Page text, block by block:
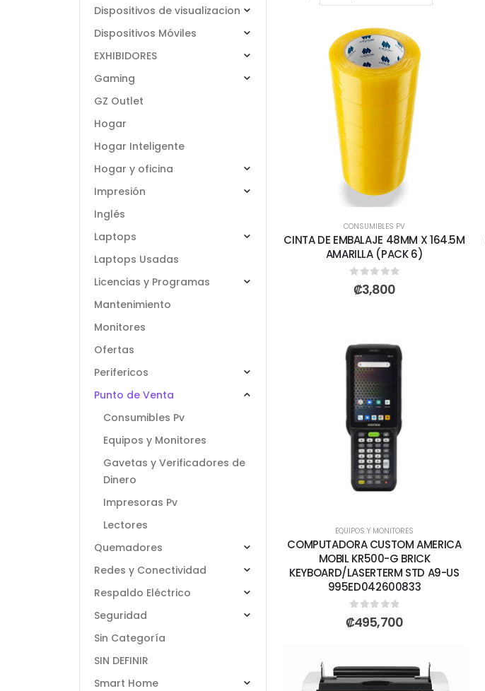
CONSUMIBLES PV
CINTA DE EMBALAJE 48MM X 164.5M
AMARILLA (PACK 6)
0out of 5
₡3,800
EQUIPOS Y MONITORES
COMPUTADORA CUSTOM AMERICA
MOBIL KR500-G BRICK
KEYBOARD/LASERTERM STD A9-US
995ED042600833
0 out of 5
₡495,700
Dispositivos de visualizacion
Dispositivos Móviles
EXHIBIDORES
Gaming
GZ Outlet
Hogar
Hogar Inteligente
Hogar y oficina
Impresión
Inglés
Laptops
Laptops Usadas
Licencias y Programas
Mantenimiento
Monitores
Ofertas
Perifericos
Punto de Venta
Consumibles Pv
Equipos y Monitores
Gavetas y Verificadores de
Dinero
Impresoras Pv
Lectores
Quemadores
Redes y Conectividad
Respaldo Eléctrico
Seguridad
Sin Categoría
SIN DEFINIR
Smart Home